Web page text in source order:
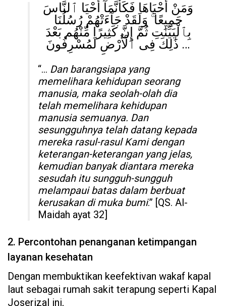
وَمَنْ أَحْيَاهَا فَكَأَنَّمَآ أَحْيَا ٱلنَّاسَ
جَمِيعًا ۚ وَلَقَدْ جَآءَتْهُمْ رُسُلُنَا
بِٱلْبَيِّنَٰتِ ثُمَّ إِنَّ كَثِيرًا مِّنْهُم بَعْدَ
ذَٰلِكَ فِى ٱلْأَرْضِ لَمُسْرِفُونَ …
“… Dan barangsiapa yang
memelihara kehidupan seorang
manusia, maka seolah-olah dia
telah memelihara kehidupan
manusia semuanya. Dan
sesungguhnya telah datang kepada
mereka rasul-rasul Kami dengan
keterangan-keterangan yang jelas,
kemudian banyak diantara mereka
sesudah itu sungguh-sungguh
melampaui batas dalam berbuat
kerusakan di muka bumi.” [QS. Al-
Maidah ayat 32]
2. Percontohan penanganan ketimpangan
layanan kesehatan
Dengan membuktikan keefektivan wakaf kapal
laut sebagai rumah sakit terapung seperti Kapal
Joserizal ini,